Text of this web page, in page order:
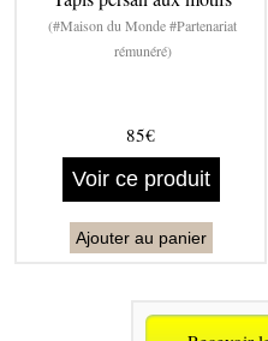
(#Maison du Monde #Partenariat
rémunéré)
85€
Voir ce produit
Ajouter au panier